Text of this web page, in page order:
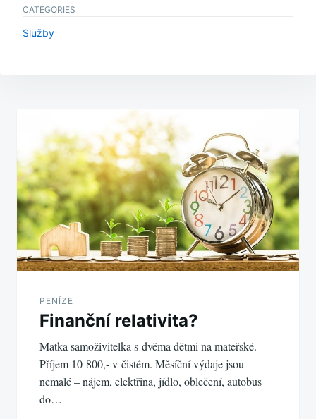
CATEGORIES
Služby
příspěvek
PENÍZE
Finanční relativita?
Matka samoživitelka s dvěma dětmi na mateřské.
Příjem 10 800,- v čistém. Měsíční výdaje jsou
nemalé – nájem, elektřina, jídlo, oblečení, autobus
do…